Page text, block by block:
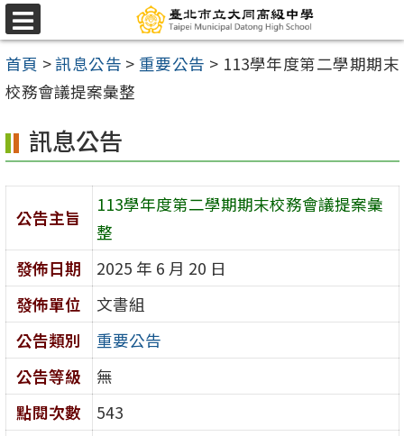
跳
至
主
要
容
區
選
單
首頁 >訊息公告 > 重要公告 > 113學年度第二學期期末
校務會議提案彙整
訊息公告
公告主旨
113學年度第二學期期末校務會議提案彙
整
發佈日期
2025 年 6 月 20 日
發佈單位
文書組
公告類別
重要公告
公告等級
無
點閱次數
543